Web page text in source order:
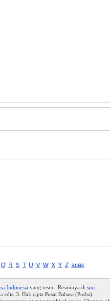
Q R S T U V W X Y Z acak
Indonesiayang resmi. Resminya di sini.
edisi 3. Hak cipta Pusat Bahasa (Pusba).